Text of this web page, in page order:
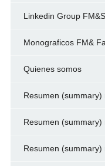
Linkedin Group FM&S
Monograficos FM&
Quienes somos
Resumen
Resumen
Resumen